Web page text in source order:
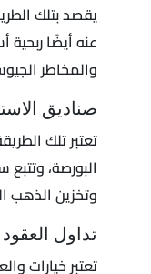
يقصد بتلك
عنه أيضًا
والمخاطر
صناديق
تعتبر تلك
البورصة،
وتخزين الذهب
تداول
تعتبر خيارات